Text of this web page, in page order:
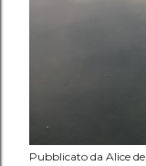
Pubblicato da Alice